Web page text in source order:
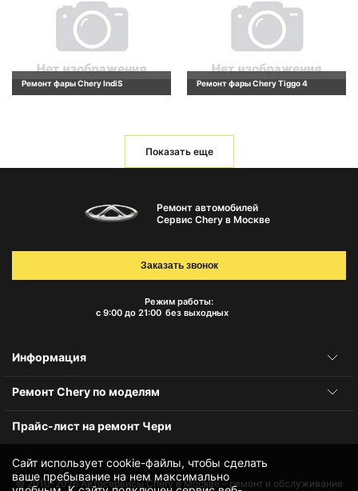
Ремонт фары Chery IndiS Ремонт фары Chery Tiggo 4
Показать еще
Сайт использует cookie-файлы, чтобы сделать
ваше пребывание на нем максимально
Ремонт автомобилей
Сервис Chery в Москве
Режим работы:
с 9:00 до 21:00 без выходных
Заказать звонок
Информация
Ремонт Chery по моделям
Прайс-лист на ремонт Чери
© 2010-2026Автосервисы Chery в Москве – ремонт и обслуживание